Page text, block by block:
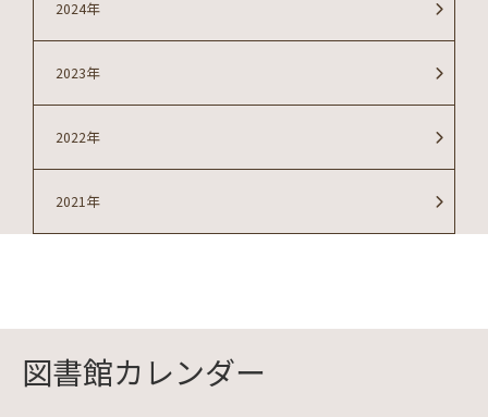
2024年
2023年
2022年
2021年
図書館カレンダー